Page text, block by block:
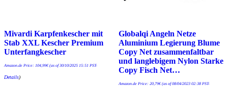
Mivardi Karpfenkescher mit
Stab XXL Kescher Premium
Unterfangkescher
Amazon.de Price: 104,99€(as of 30/10/2025 15:51 PST-
Details)
Globalqi Angeln Netze
Aluminium Legierung Blume
Copy Net zusammenfaltbar
und langlebigem Nylon Starke
Copy Fisch Net…
Amazon.de Price: 20,79€(as of 08/04/2023 02:38 PST-